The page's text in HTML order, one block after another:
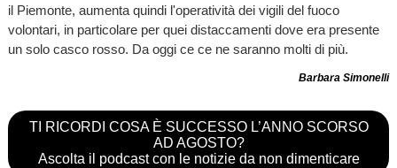
il Piemonte, aumenta quindi l'operatività dei vigili del fuoco
volontari, in particolare per quei distaccamenti dove era presente
un solo casco rosso. Da oggi ce ce ne saranno molti di più.
Barbara Simonelli
TI RICORDI COSA È SUCCESSO L’ANNO SCORSO
AD AGOSTO?
Ascolta il podcast con le notizie da non dimenticare